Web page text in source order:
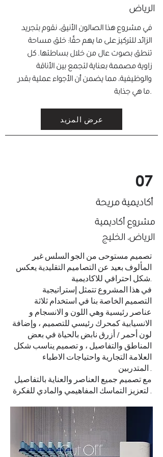
الرياض
في مشروع هذا الصالون الأنيق، نقوم بتجريد
الزائد للتركيز على ما يهم حقًا: خلق مساحة
تنطق بصوت عال من خلال بساطتها. كل
زاوية مصممة بعناية لتجمع بين الأناقة
والوظيفية، مما يضمن أن الأجواء عملية بقدر
ما هي جذابة.
عرض المزيد
07
أكاديمية مريحة
مشروع أكاديمية
الرياض، الخليج
تصميم مستوحى من الجو السلس غير
المألوف بعيد عن التصاميم التقليدية يعكس
التصميم الخاصة بنا في استخدام ثلاثة
عناصر رئيسية وهي اللون و الانسجام و
الانسيابية كمحرك رئيسي للتصميم ، وإضافة
لون أحمر / أزرق نابض بالحياة في بعض
المناطق والتفاصيل ، و تصميم يناسب شكل
العلامة التجارية واحتياجات الاطباء